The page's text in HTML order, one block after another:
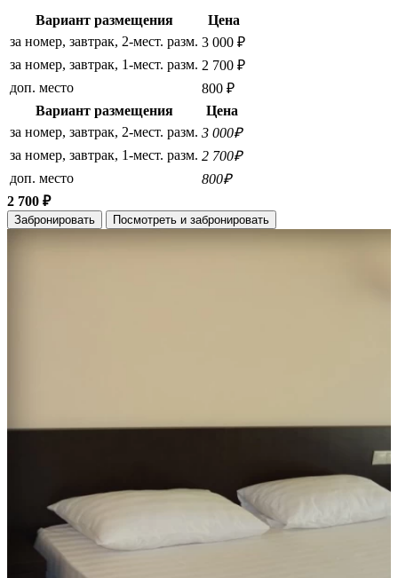
Вариант размещения
Цена
за номер, завтрак, 2-мест. разм. 3 000 ₽
за номер, завтрак, 1-мест. разм. 2 700 ₽
доп. место
800 ₽
Вариант размещения
Цена
за номер, завтрак, 2-мест. разм. 3 000₽
за номер, завтрак, 1-мест. разм. 2 700₽
доп. место
800₽
2 700 ₽
Забронировать Посмотреть и забронировать